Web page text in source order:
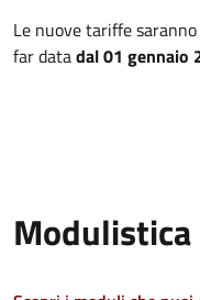
Le nuove tariffe
far datadal 01 gennaio
Modulistica